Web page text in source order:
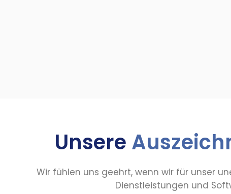
Unsere
Wir fühlen uns geehrt, wenn wir für unser
Dienstleistungen und